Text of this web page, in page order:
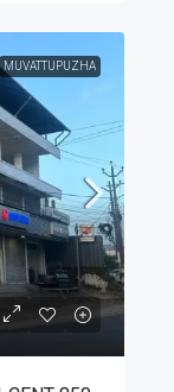
MUVATTUPUZHA